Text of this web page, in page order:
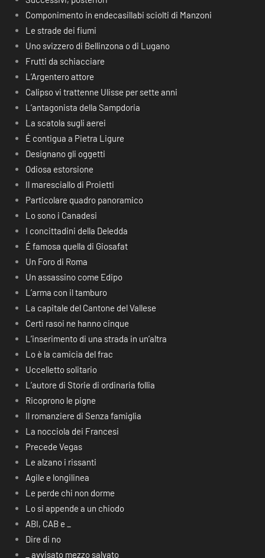
Componimento in endecasillabi sciolti di Manzoni
Le strade dei fiumi
Uno svizzero di Bellinzona o di Lugano
Frutti da schiacciare
L’Argentero attore
Calipso vi trattenne Ulisse per sette anni
L’antagonista della Sampdoria
La scatola sugli aerei
É contigua a Pietra Ligure
Designano gli oggetti
Odiosa estorsione
Il maresciallo di Proietti
Particolare quadro panoramico
Lo sono i Canadesi
I concittadini della Deledda
É famosa quella di Giosafat
Un Foro di Roma
Un assassino come Edipo
L’arma con il tamburo
La capitale del Cantone del Vallese
Certi rasoi ne hanno cinque
L’inserimento di una strada in un’altra
Lo è la camicia del frac
Uccelletto solitario
L’autore di Storie di ordinaria follia
Ricoprono le pigne
Il romanziere di Senza famiglia
La nocciola dei Francesi
Precede Vegas
Le alzano i rissanti
Agile e longilinea
Le perde chi non dorme
Lo si appende a un chiodo
ABI, CAB e _
Dire di no
_ avvisato mezzo salvato